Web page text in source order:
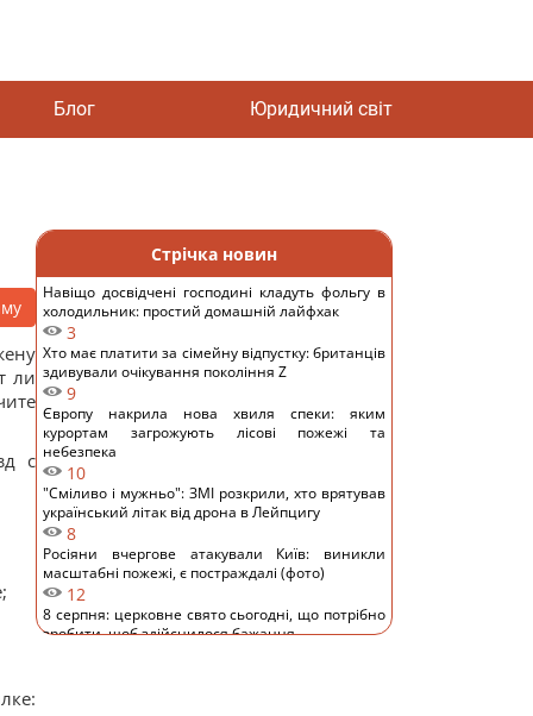
Блог Юридичний світ
ли
с
Стрічка новин
Навіщо досвідчені господині кладуть фольгу в
холодильник: простий домашній лайфхак
3
Хто має платити за сімейну відпустку: британців
здивували очікування покоління Z
9
Європу накрила нова хвиля спеки: яким
курортам загрожують лісові пожежі та
небезпека
10
"Сміливо і мужньо": ЗМІ розкрили, хто врятував
український літак від дрона в Лейпцигу
8
Росіяни вчергове атакували Київ: виникли
масштабні пожежі, є постраждалі (фото)
12
8 серпня: церковне свято сьогодні, що потрібно
зробити, щоб здійснилося бажання